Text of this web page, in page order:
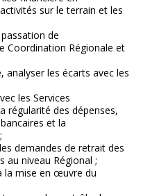
sur le terrain et les
de
Coordination Régionale et
analyser les écarts avec les
les Services
régularité des dépenses,
et la
demandes de retrait des
au niveau Régional ;
la mise en œuvre du